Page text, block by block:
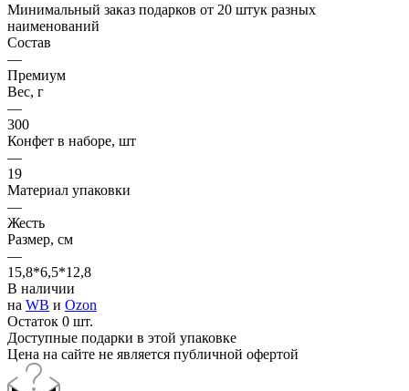
Минимальный заказ подарков от 20 штук разных
наименований
Состав
—
Премиум
Вес, г
—
300
Конфет в наборе, шт
—
19
Материал упаковки
—
Жесть
Размер, см
—
15,8*6,5*12,8
В наличии
на WB и Ozon
Остаток 0 шт.
Доступные подарки в этой упаковке
Цена на сайте не является публичной офертой